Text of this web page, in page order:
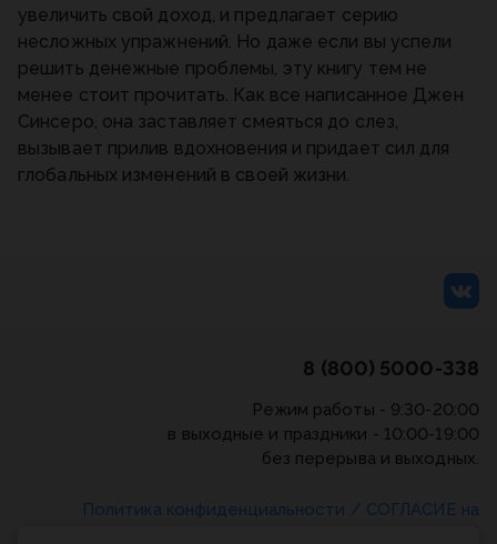
увеличить свой доход, и предлагает серию
несложных упражнений. Но даже если вы успели
решить денежные проблемы, эту книгу тем не
менее стоит прочитать. Как все написанное Джен
Синсеро, она заставляет смеяться до слез,
вызывает прилив вдохновения и придает сил для
глобальных изменений в своей жизни.
8 (800) 5000-338
Режим работы - 9:30-20:00
в выходные и праздники - 10:00-19:00
без перерыва и выходных.
Политика конфиденциальности / СОГЛАСИЕ на